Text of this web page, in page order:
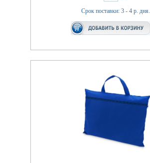
Срок поставки: 3 - 4 р. дня.